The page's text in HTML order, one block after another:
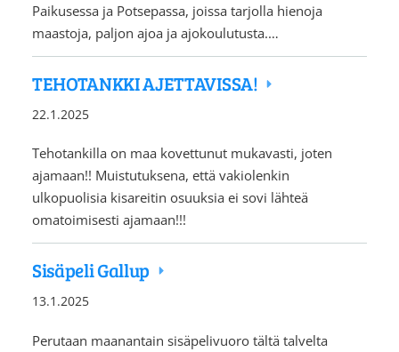
Paikusessa ja Potsepassa, joissa tarjolla hienoja
maastoja, paljon ajoa ja ajokoulutusta.…
TEHOTANKKI AJETTAVISSA!
22.1.2025
Tehotankilla on maa kovettunut mukavasti, joten
ajamaan!! Muistutuksena, että vakiolenkin
ulkopuolisia kisareitin osuuksia ei sovi lähteä
omatoimisesti ajamaan!!!
Sisäpeli Gallup
13.1.2025
Perutaan maanantain sisäpelivuoro tältä talvelta